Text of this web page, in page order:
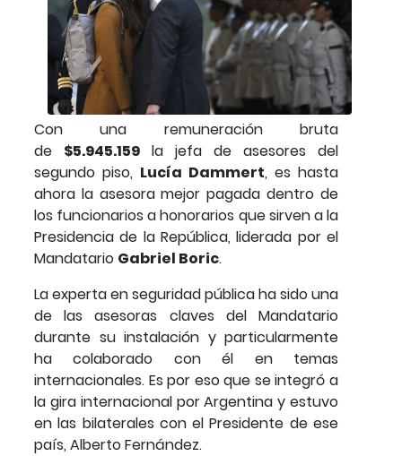
Con una remuneración bruta
de $5.945.159 la jefa de asesores del
segundo piso, Lucía Dammert, es hasta
ahora la asesora mejor pagada dentro de
los funcionarios a honorarios que sirven a la
Presidencia de la República, liderada por el
Mandatario Gabriel Boric.
La experta en seguridad pública ha sido una
de las asesoras claves del Mandatario
durante su instalación y particularmente
ha colaborado con él en temas
internacionales. Es por eso que se integró a
la gira internacional por Argentina y estuvo
en las bilaterales con el Presidente de ese
país, Alberto Fernández.